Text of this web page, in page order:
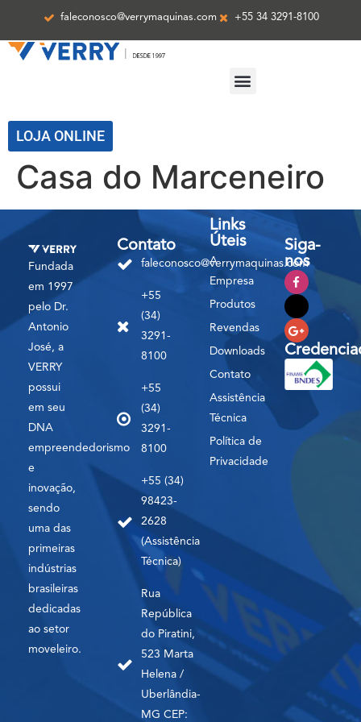
faleconosco@verrymaquinas.com +55 34 3291-8100
LOJA ONLINE
Casa do Marceneiro
Fundada
em 1997
pelo Dr.
Antonio
José, a
VERRY
possui
em seu
DNA
empreendedorismo
e
inovação,
sendo
uma das
primeiras
indústrias
brasileiras
dedicadas
ao setor
moveleiro.
Contato
faleconosco@verrymaquinas.com
+55
(34)
3291-
8100
+55
(34)
3291-
8100
+55 (34)
98423-
2628
(Assistência
Técnica)
Rua
República
do Piratini,
523 Marta
Helena /
Uberlândia-
MG CEP:
Links
Úteis
A
Empresa
Produtos
Revendas
Downloads
Contato
Assistência
Técnica
Política de
Privacidade
Siga-
nos